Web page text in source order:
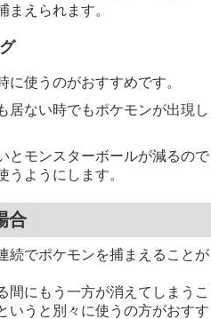
まえられます。
に使うのがおすすめです。
居ない時でもポケモンが出現し
とモンスターボールが減るので
うようにします。
合
続でポケモンを捕まえることが
間にもう一方が消えてしまうこ
いうと別々に使うの方がおすす